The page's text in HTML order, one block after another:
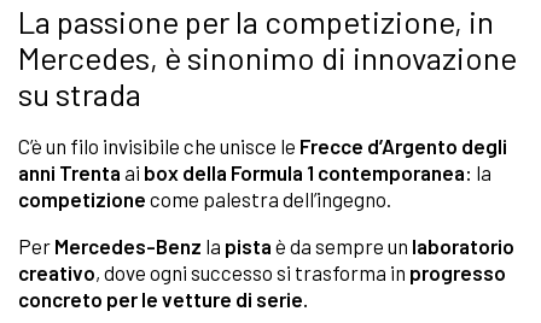
La passione per la competizione, in
Mercedes, è sinonimo di innovazione
su strada
C’è un filo invisibile che unisce le Frecce d’Argento degli
anni Trenta ai box della Formula 1 contemporanea: la
competizione come palestra dell’ingegno.
Per Mercedes-Benz la pista è da sempre un laboratorio
creativo, dove ogni successo si trasforma in progresso
concreto per le vetture di serie.